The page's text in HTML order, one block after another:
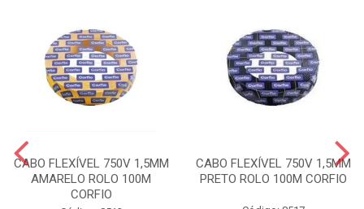
CABO FLEXÍVEL 750V 1,5MM
AMARELO ROLO 100M
CORFIO
CABO FLEXÍVEL 750V 1,5MM
PRETO ROLO 100M CORFIO